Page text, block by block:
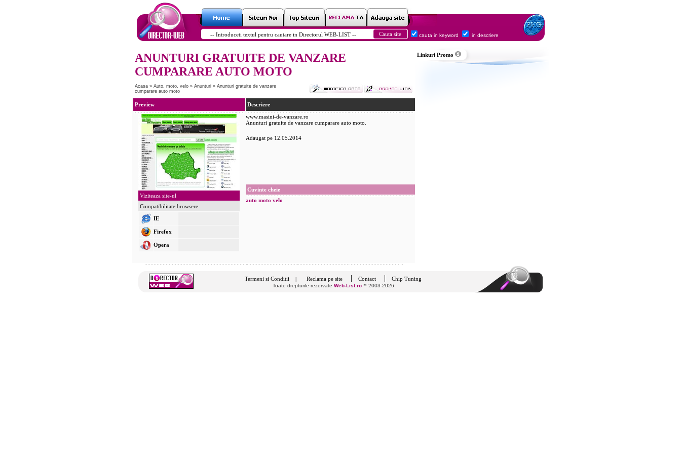
cauta in keyword in descriere
ANUNTURI GRATUITE DE VANZARE
CUMPARARE AUTO MOTO
Acasa » Auto, moto, velo » Anunturi » Anunturi gratuite de vanzare
cumparare auto moto
Preview
Viziteaza site-ul
Compatibilitate browsere
IE
Firefox
Opera
Descriere
www.masini-de-vanzare.ro
Anunturi gratuite de vanzare cumparare auto moto.
Adaugat pe 12.05.2014
Cuvinte cheie
auto moto velo
Linkuri Promo
Termeni si Conditii Reclama pe site | Contact | Chip Tuning
Toate drepturile rezervate Web-List.ro™ 2003-2026